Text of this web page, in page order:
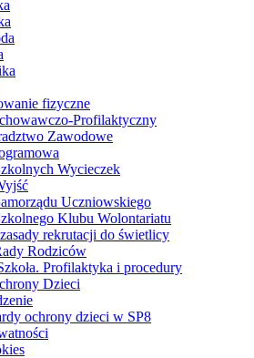
fizyczne
Profilaktyczny
Zawodowe
Wycieczek
Uczniowskiego
Klubu Wolontariatu
rekrutacji do świetlicy
Rodziców
Profilaktyka i procedury
Dzieci
ochrony dzieci w SP8